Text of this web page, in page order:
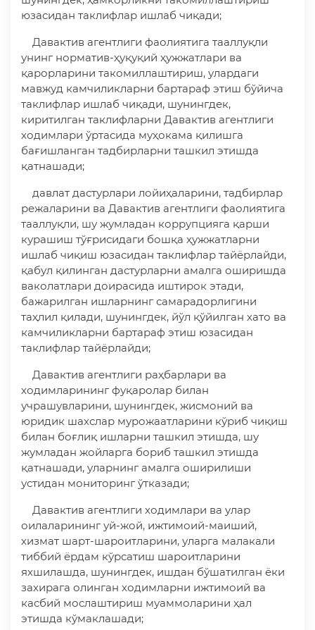
юзасидан таклифлар ишлаб чиқади;
Давактив агентлиги фаолиятига тааллуқли
унинг норматив-ҳуқуқий ҳужжатлари ва
қарорларини такомиллаштириш, улардаги
мавжуд камчиликларни бартараф этиш бўйича
таклифлар ишлаб чиқади, шунингдек,
киритилган таклифларни Давактив агентлиги
ходимлари ўртасида муҳокама қилишга
бағишланган тадбирларни ташкил этишда
қатнашади;
давлат дастурлари лойиҳаларини, тадбирлар
режаларини ва Давактив агентлиги фаолиятига
тааллуқли, шу жумладан коррупцияга қарши
курашиш тўғрисидаги бошқа ҳужжатларни
ишлаб чиқиш юзасидан таклифлар тайёрлайди,
қабул қилинган дастурларни амалга оширишда
ваколатлари доирасида иштирок этади,
бажарилган ишларнинг самарадорлигини
таҳлил қилади, шунингдек, йўл қўйилган хато ва
камчиликларни бартараф этиш юзасидан
таклифлар тайёрлайди;
Давактив агентлиги раҳбарлари ва
ходимларининг фуқаролар билан
учрашувларини, шунингдек, жисмоний ва
юридик шахслар мурожаатларини кўриб чиқиш
билан боғлиқ ишларни ташкил этишда, шу
жумладан жойларга бориб ташкил этишда
қатнашади, уларнинг амалга оширилиши
устидан мониторинг ўтказади;
Давактив агентлиги ходимлари ва улар
оилаларининг уй-жой, ижтимоий-маиший,
хизмат шарт-шароитларини, уларга малакали
тиббий ёрдам кўрсатиш шароитларини
яхшилашда, шунингдек, ишдан бўшатилган ёки
захирага олинган ходимларни ижтимоий ва
касбий мослаштириш муаммоларини ҳал
этишда кўмаклашади;